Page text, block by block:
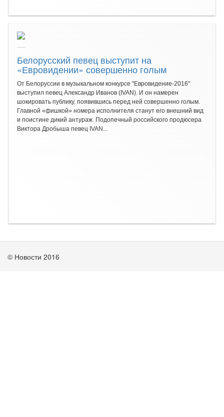
Белорусский певец выступит на
«Евровидении» совершенно голым
От Белоруссии в музыкальном конкурсе "Евровидение-2016"
выступил певец Александр Иванов (IVAN). И он намерен
шокировать публику, появившись перед ней совершенно голым.
Главной «фишкой» номера исполнителя станут его внешний вид
и поистине дикий антураж. Подопечный российского продюсера
Виктора Дробыша певец IVAN...
© Новости 2016